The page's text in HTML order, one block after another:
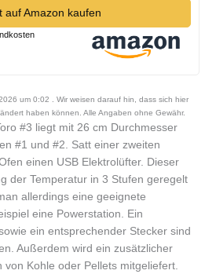
auf Amazon kaufen
um 0:02 . Wir weisen darauf hin, dass sich hier
haben können. Alle Angaben ohne Gewähr.
#3 liegt mit 26 cm Durchmesser
#1 und #2. Satt einer zweiten
einen USB Elektrolüfter. Dieser
der Temperatur in 3 Stufen geregelt
allerdings eine geeignete
eine Powerstation. Ein
ein entsprechender Stecker sind
Außerdem wird ein zusätzlicher
von Kohle oder Pellets mitgeliefert.